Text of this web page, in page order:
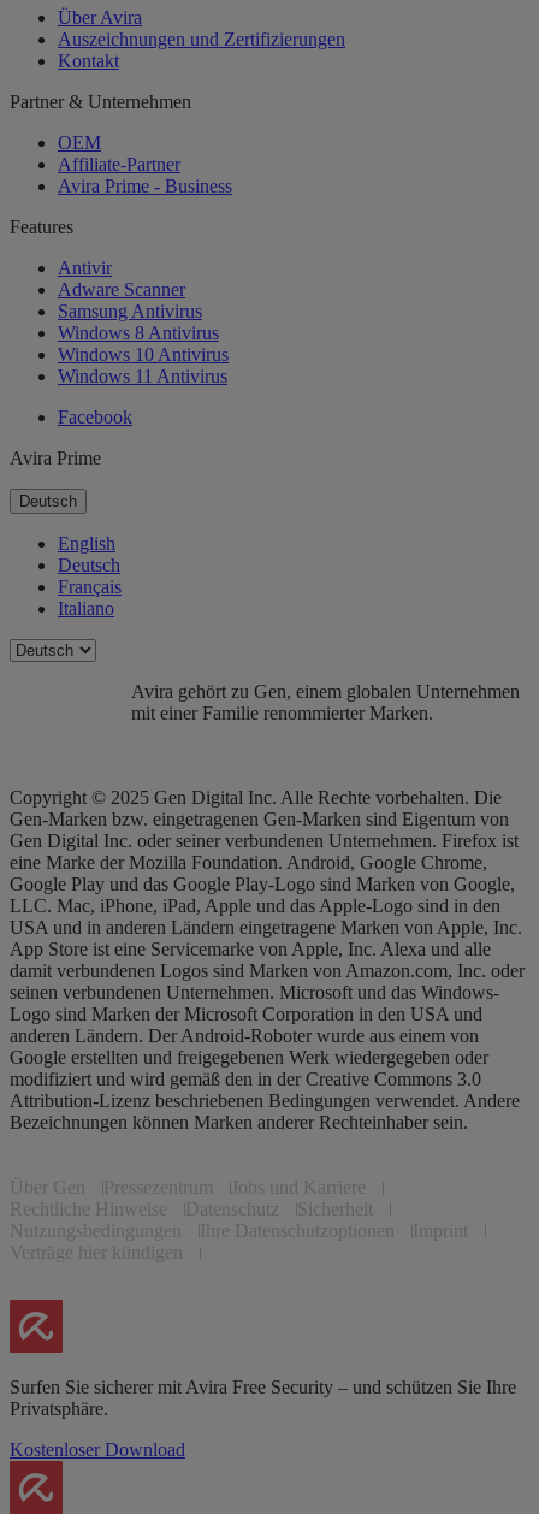
Über Avira
Auszeichnungen und Zertifizierungen
Kontakt
Partner & Unternehmen
OEM
Affiliate-Partner
Avira Prime - Business
Features
Antivir
Adware Scanner
Samsung Antivirus
Windows 8 Antivirus
Windows 10 Antivirus
Windows 11 Antivirus
Facebook
Avira Prime
Deutsch
English
Deutsch
Français
Italiano
Avira gehört zu Gen, einem globalen Unternehmen
mit einer Familie renommierter Marken.
Copyright © 2025 Gen Digital Inc. Alle Rechte vorbehalten. Die
Gen-Marken bzw. eingetragenen Gen-Marken sind Eigentum von
Gen Digital Inc. oder seiner verbundenen Unternehmen. Firefox ist
eine Marke der Mozilla Foundation. Android, Google Chrome,
Google Play und das Google Play-Logo sind Marken von Google,
LLC. Mac, iPhone, iPad, Apple und das Apple-Logo sind in den
USA und in anderen Ländern eingetragene Marken von Apple, Inc.
App Store ist eine Servicemarke von Apple, Inc. Alexa und alle
damit verbundenen Logos sind Marken von Amazon.com, Inc. oder
seinen verbundenen Unternehmen. Microsoft und das Windows-
Logo sind Marken der Microsoft Corporation in den USA und
anderen Ländern. Der Android-Roboter wurde aus einem von
Google erstellten und freigegebenen Werk wiedergegeben oder
modifiziert und wird gemäß den in der Creative Commons 3.0
Attribution-Lizenz beschriebenen Bedingungen verwendet. Andere
Bezeichnungen können Marken anderer Rechteinhaber sein.
Über Gen Pressezentrum
Jobs und Karriere
Rechtliche Hinweise
Datenschutz
Sicherheit
Nutzungsbedingungen
Ihre Datenschutzoptionen
Imprint
Verträge hier kündigen
Surfen Sie sicherer mit Avira Free Security – und schützen Sie Ihre
Privatsphäre.
Kostenloser Download